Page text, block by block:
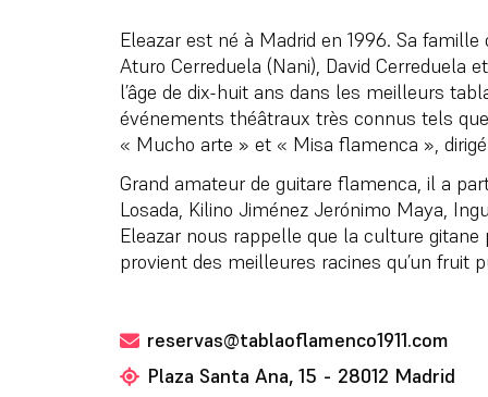
Eleazar est né à Madrid en 1996. Sa
Aturo Cerreduela (Nani), David Cerreduela
l’âge de dix-huit ans dans les meilleurs
événements théâtraux très connus tels
« Mucho arte » et « Misa flamenca »,
Grand amateur de guitare flamenca, il a
Losada, Kilino Jiménez Jerónimo Maya,
Eleazar nous rappelle que la culture gitane
provient des meilleures racines qu’un fruit
reservas@tablaoflamenco1911.com
Plaza Santa Ana, 15 - 28012 Madrid